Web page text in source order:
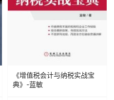
《增值税会计与纳税实战宝
典》-蓝敏